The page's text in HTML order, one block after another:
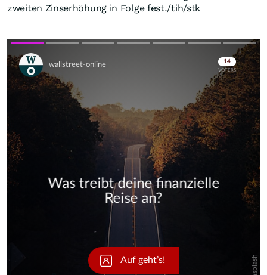
zweiten Zinserhöhung in Folge fest./tih/stk
Skip